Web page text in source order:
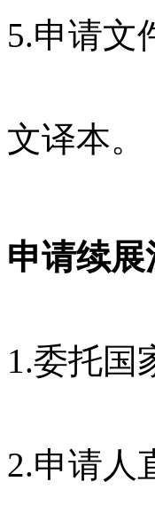
5.申请文
文译本。
申请续
1.委托国
2.申请人